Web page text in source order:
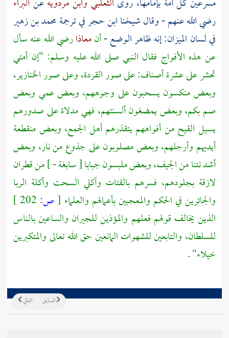
رضي الله عنهم - وقال شيخناابن حجرفي ترجمةمحمد بن زهير
في لسان الميزان: إنه ظاهر الوضع -أنمعاذارضي الله عنه سأل
عن هذه الأفواج فقال النبي صلى الله عليه وسلم: "إن أمتي
تحشر على عشرة أصناف: على صور القردة، وعلى صور الخنازير،
وبعض منكسون يسحبون على وجوههم، وبعض عمي وبعض
صم بكم، وبعض يمضغون ألسنتهم، فهي مدلاة على صدورهم
يسيل القيح من أفواههم يتقذرهم أهل الجمع، وبعض منقطعة
أيديهم وأرجلهم، وبعض مصلوبون على جذوع من نار، وبعض
أشد نتنا من الجيف، وبعض ملبسون جبابا [ سابغة - ] من قطران
لازقة بجلودهم، فسرهم بالقتات وآكلي السحت وأكلة الربا
والجائرين في الحكم والمعجبين بأعمالهم والعلماء [ص:
الذين يخالف قولهم فعلهم والمؤذين للجيران والساعين بالناس
للسلطان، والتابعين للشهوات المانعين حق الله تعالى والمتكبرين
خيلاء".
التالي السابق